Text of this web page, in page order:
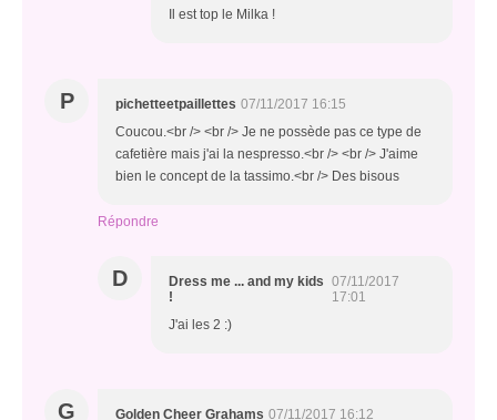
Il est top le Milka !
P pichetteetpaillettes 07/11/2017 16:15
Coucou.<br /> <br /> Je ne possède pas ce type de
cafetière mais j'ai la nespresso.<br /> <br /> J'aime
bien le concept de la tassimo.<br /> Des bisous
Répondre
D
Dress me ... and my kids
!
07/11/2017
17:01
J'ai les 2 :)
G Golden Cheer Grahams 07/11/2017 16:12